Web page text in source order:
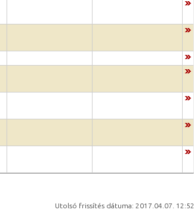
Utolsó frissítés dátuma: 2017.04.07. 12:52